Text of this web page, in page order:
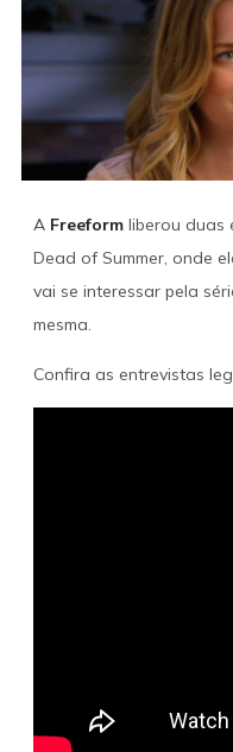
A Freeformliberou duas
Dead of Summer, onde
vai se interessar pela
mesma.
Confira as entrevistas